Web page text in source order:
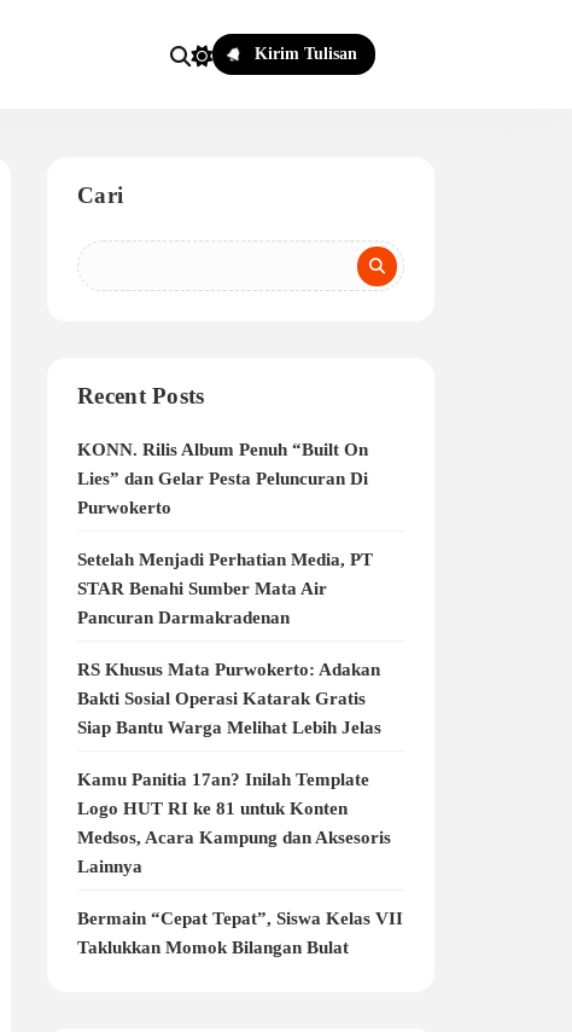
Kirim Tulisan
Cari
Recent Posts
KONN. Rilis Album Penuh “Built On
Lies” dan Gelar Pesta Peluncuran Di
Purwokerto
Setelah Menjadi Perhatian Media, PT
STAR Benahi Sumber Mata Air
Pancuran Darmakradenan
RS Khusus Mata Purwokerto: Adakan
Bakti Sosial Operasi Katarak Gratis
Siap Bantu Warga Melihat Lebih Jelas
Kamu Panitia 17an? Inilah Template
Logo HUT RI ke 81 untuk Konten
Medsos, Acara Kampung dan Aksesoris
Lainnya
Bermain “Cepat Tepat”, Siswa Kelas VII
Taklukkan Momok Bilangan Bulat